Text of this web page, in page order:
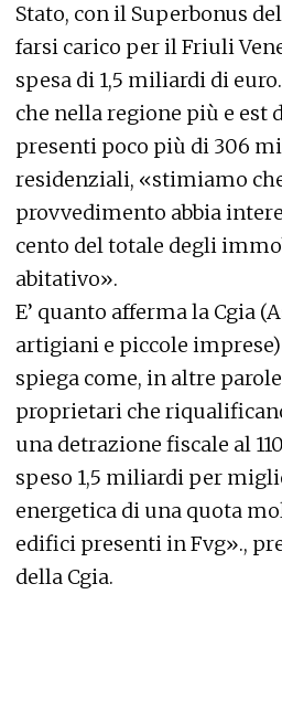
Stato, con il Superbonus
farsi carico per il Friuli
spesa di 1,5 miliardi di
che nella regione più e est
presenti poco più di 306
residenziali, «stimiamo
provvedimento abbia
cento del totale degli
abitativo».
E’ quanto afferma la Cgia
artigiani e piccole
spiega come, in altre
proprietari che
una detrazione fiscale al
speso 1,5 miliardi per
energetica di una quota
edifici presenti in Fvg».,
della Cgia.